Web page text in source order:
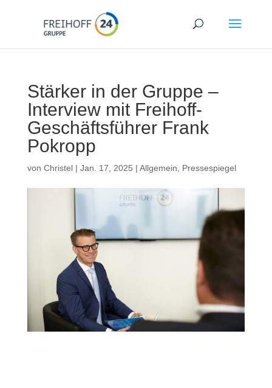
Stärker in der Gruppe –
Interview mit Freihoff-
Geschäftsführer Frank
Pokropp
von Christel| Jan. 17, 2025 | Allgemein Pressespiegel